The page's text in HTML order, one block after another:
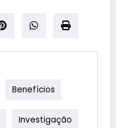
Benefícios
Investigação